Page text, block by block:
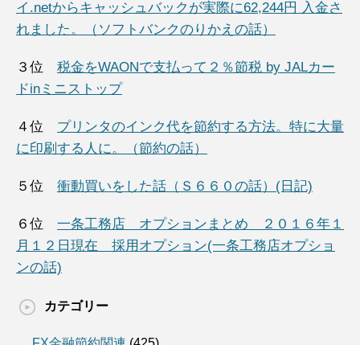
イ.netからキャッシュバックが実際に62,244円 入金さ
れました。（ソフトバンクのりかえの話）
３位 税金をWAONで支払って２％節税 by JALカー
ドinミニストップ
４位 プリンタのインク代を節約する方法。特に大量
に印刷する人に。（節約の話）
５位 衝動買いをした話（Ｓ６６０の話）(日記)
６位 一条工務店 オプションまとめ ２０１６年１
月１２日現在 採用オプション(一条工務店オプショ
ンの話)
カテゴリー